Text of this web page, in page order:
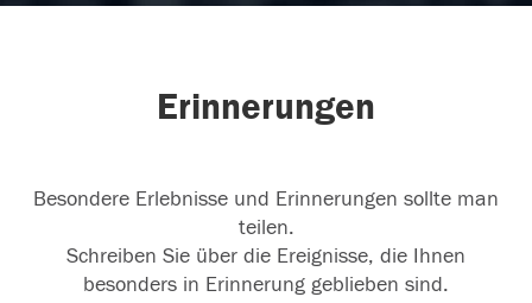
Erinnerungen
Besondere Erlebnisse und Erinnerungen sollte man
teilen.
Schreiben Sie über die Ereignisse, die Ihnen
besonders in Erinnerung geblieben sind.